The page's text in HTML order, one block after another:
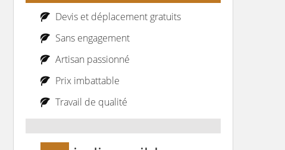
Devis et déplacement gratuits
Sans engagement
Artisan passionné
Prix imbattable
Travail de qualité